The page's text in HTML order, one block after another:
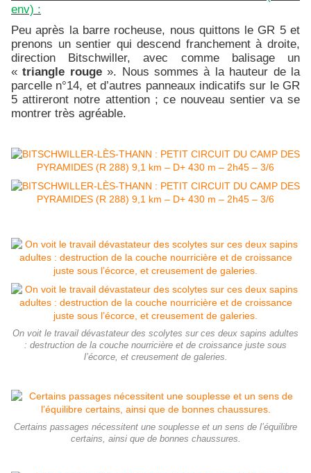
env) :
Peu après la barre rocheuse, nous quittons le GR 5 et
prenons un sentier qui descend franchement à droite,
direction Bitschwiller, avec comme balisage un
«triangle rouge». Nous sommes à la hauteur de la
parcelle n°14, et d’autres panneaux indicatifs sur le GR
5 attireront notre attention ; ce nouveau sentier va se
montrer très agréable.
On voit le travail dévastateur des scolytes sur ces deux sapins adultes
: destruction de la couche nourricière et de croissance juste sous
l’écorce, et creusement de galeries.
Certains passages nécessitent une souplesse et un sens de l’équilibre
certains, ainsi que de bonnes chaussures.